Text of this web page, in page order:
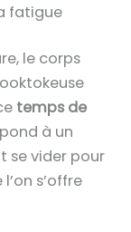
fatigue
le corps
temps de
à un
se vider pour
s’offre